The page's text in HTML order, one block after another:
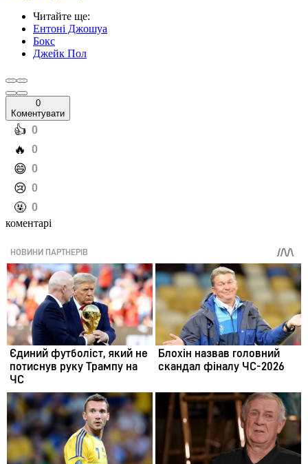
Читайте ще:
Ентоні Джошуа
Бокс
Джейк Пол
0
Коментувати
️👍 0
️🔥 0
️😄 0
️😢 0
️🤬 0
коментарі